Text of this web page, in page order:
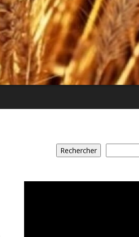
Rechercher